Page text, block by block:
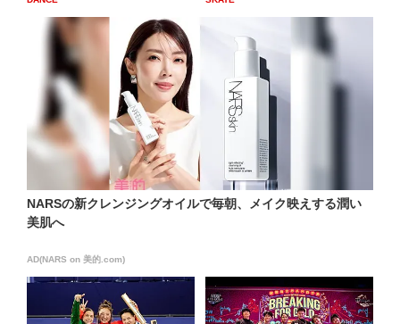
NARSの新クレンジングオイルで毎朝、メイク映えする潤い
美肌へ
AD(NARS on 美的.com)